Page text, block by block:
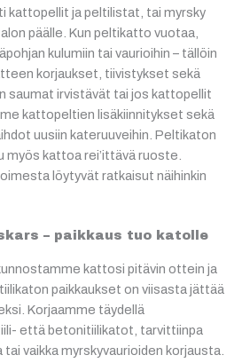
kattopellit ja peltilistat, tai myrsky
päälle. Kun peltikatto vuotaa,
kulumiin tai vaurioihin – tällöin
korjaukset, tiivistykset sekä
saumat irvistävät tai jos kattopellit
kattopeltien lisäkiinnitykset sekä
uusiin kateruuveihin. Peltikaton
myös kattoa rei’ittävä ruoste.
löytyvät ratkaisut näihinkin
– paikkaus tuo katolle
kattosi pitävin ottein ja
paikkaukset on viisasta jättää
Korjaamme täydellä
että betonitiilikatot, tarvittiinpa
vaikka myrskyvaurioiden korjausta.